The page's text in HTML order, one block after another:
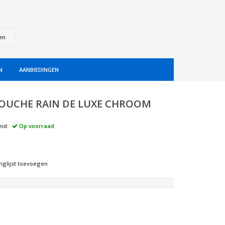
AANBIEDINGEN
RAIN DE LUXE CHROOM
Op voorraad
toevoegen